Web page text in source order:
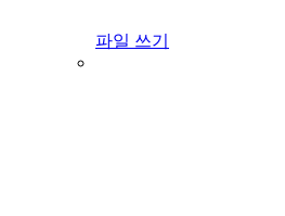
파일 쓰기